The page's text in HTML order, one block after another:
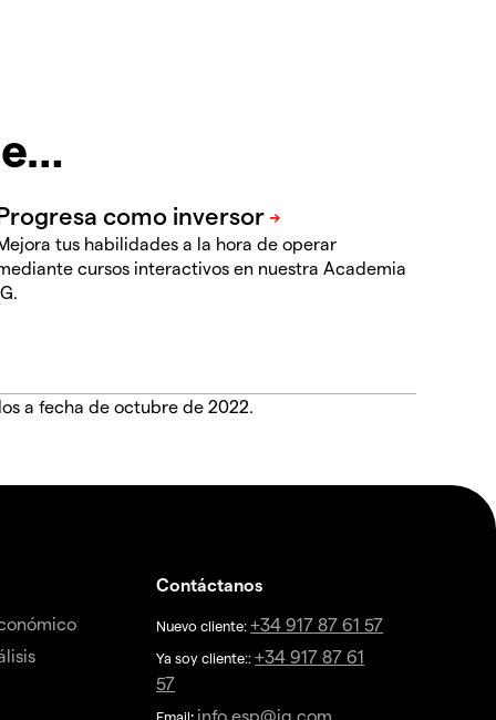
tus habilidades a la hora de operar
cursos interactivos en nuestra Academia
a fecha de octubre de 2022.
Contáctanos
Nuevo cliente:+34 917 87 61 57
Ya soy cliente::+34 917 87 61
57
Email: info.esp@ig.com